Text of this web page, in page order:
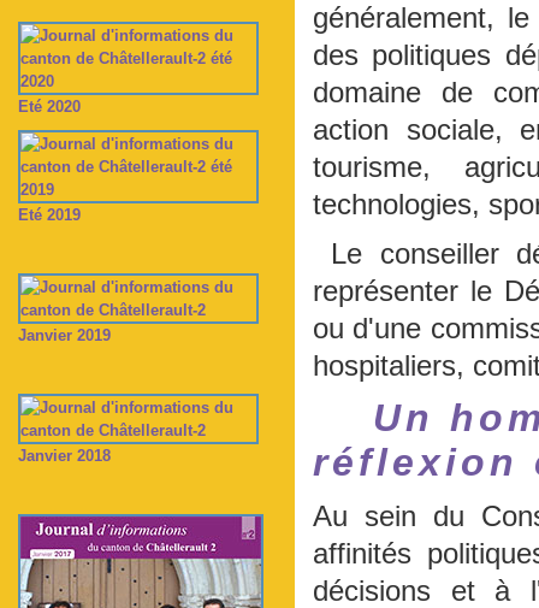
Eté 2020
Eté 2019
Janvier 2019
Janvier 2018
généralement,
des politiques
domaine de
action sociale,
tourisme,
technologies,
Le conseiller
représenter le
ou d'une
hospitaliers,
Un
réflexion
Au sein du
affinités
décisions et à